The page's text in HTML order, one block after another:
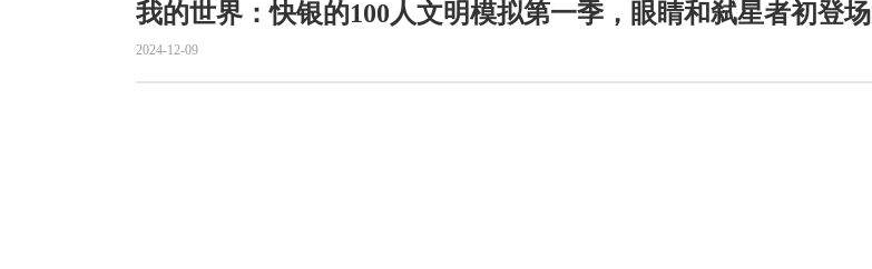
我的世界：快银的100人文明模拟第一季，眼睛和弑星者初登场
2024-12-09